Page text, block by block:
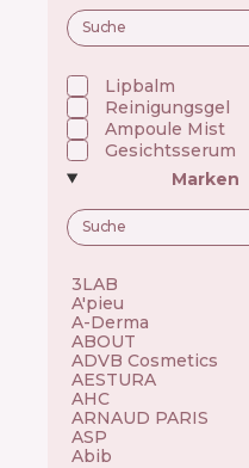
Lipbalm
Reinigungsgel
Ampoule Mist
Gesichtsserum
Marken
3LAB 🇺🇸
A'pieu 🇰🇷
A-Derma 🇫🇷
ABOUT 🇺🇦
ADVB Cosmetics 🇹🇷
AESTURA 🇰🇷
AHC 🇰🇷
ARNAUD PARIS 🇫🇷
ASP 🇬🇧
Abib 🇰🇷